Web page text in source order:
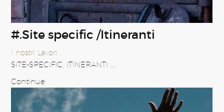
#.Site specific /Itineranti
I nostri Lavori
SITE-SPECIFIC, ITINERANTI ...
Continue